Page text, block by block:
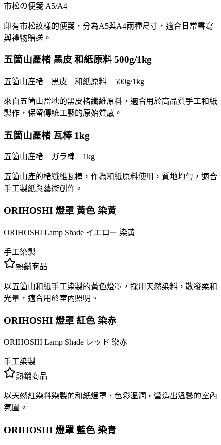
市松の便箋 A5/A4
印有市松紋樣的便箋，分為A5與A4兩種尺寸，適合日常書寫
與禮物贈送。
五箇山產楮 黑皮 和紙原料 500g/1kg
五箇山産楮 黒皮 和紙原料 500g/1kg
來自五箇山當地的黑皮楮纖維原料，適合用於高品質手工和紙
製作，保留傳統工藝的原始質感。
五箇山產楮 瓦棒 1kg
五箇山産楮 ガラ棒 1kg
五箇山產的楮纖維瓦棒，作為和紙原料使用，質地均勻，適合
手工製紙與藝術創作。
ORIHOSHI 燈罩 黃色 染黃
ORIHOSHI Lamp Shade イエロー 染黄
手工染製
熱銷商品
以五箇山和紙手工染製的黃色燈罩，採用天然染料，散發柔和
光暈，適合用於室內照明。
ORIHOSHI 燈罩 紅色 染赤
ORIHOSHI Lamp Shade レッド 染赤
手工染製
熱銷商品
以天然紅染料染製的和紙燈罩，色彩溫潤，營造出溫馨的室內
氛圍。
ORIHOSHI 燈罩 藍色 染青